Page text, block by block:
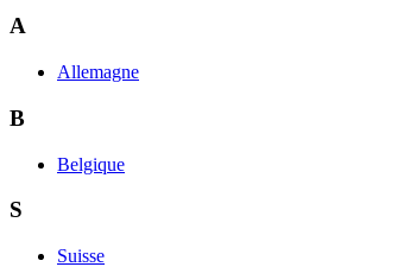
A
Allemagne
B
Belgique
S
Suisse